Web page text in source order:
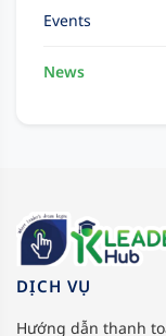
Events
News
DỊCH VỤ
Hướng dẫn thanh